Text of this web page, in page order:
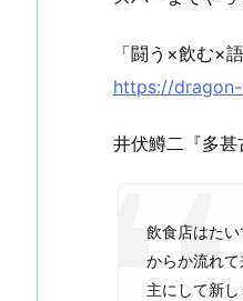
「闘う×飲む×
https://
井伏鱒二『多甚
飲食店はた
からか流れ
主にして新